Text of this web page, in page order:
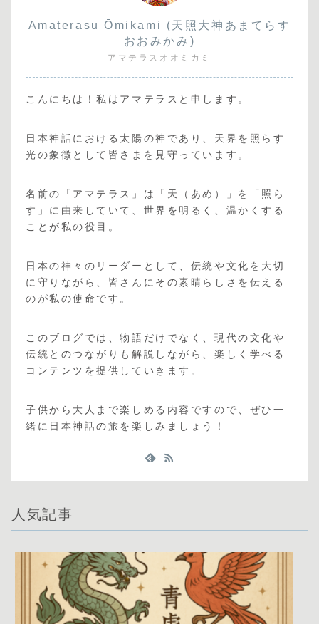
Amaterasu Ōmikami (天照大神あまてらす
おおみかみ)
アマテラスオオミカミ
こんにちは！私はアマテラスと申します。
日本神話における太陽の神であり、天界を照らす
光の象徴として皆さまを見守っています。
名前の「アマテラス」は「天（あめ）」を「照ら
す」に由来していて、世界を明るく、温かくする
ことが私の役目。
日本の神々のリーダーとして、伝統や文化を大切
に守りながら、皆さんにその素晴らしさを伝える
のが私の使命です。
このブログでは、物語だけでなく、現代の文化や
伝統とのつながりも解説しながら、楽しく学べる
コンテンツを提供していきます。
子供から大人まで楽しめる内容ですので、ぜひ一
緒に日本神話の旅を楽しみましょう！
人気記事